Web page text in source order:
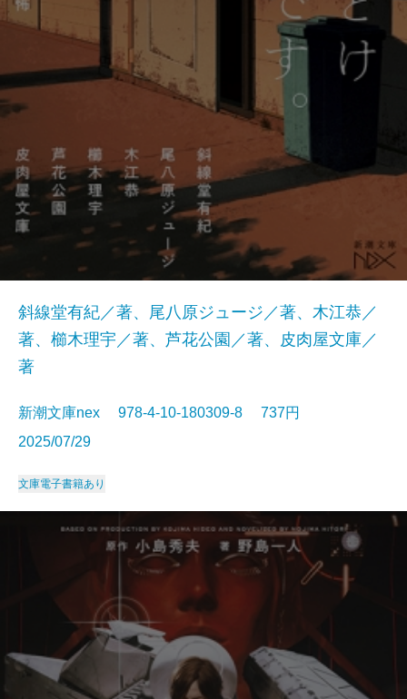
斜線堂有紀／著、尾八原ジュージ／著、木江恭／
著、櫛木理宇／著、芦花公園／著、皮肉屋文庫／
著
新潮文庫nex 978-4-10-180309-8 737円
2025/07/29
文庫電子書籍あり